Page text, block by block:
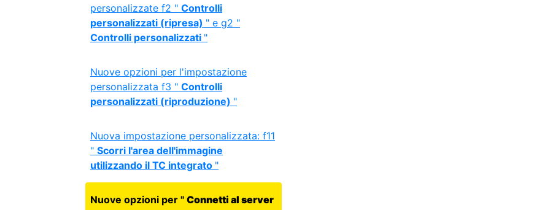
personalizzate f2 " Controlli
personalizzati (ripresa) " e g2 "
Controlli personalizzati "
Nuove opzioni per l'impostazione
personalizzata f3 " Controlli
personalizzati (riproduzione) "
Nuova impostazione personalizzata: f11
" Scorri l'area dell'immagine
utilizzando il TC integrato "
Nuove opzioni per " Connetti al server